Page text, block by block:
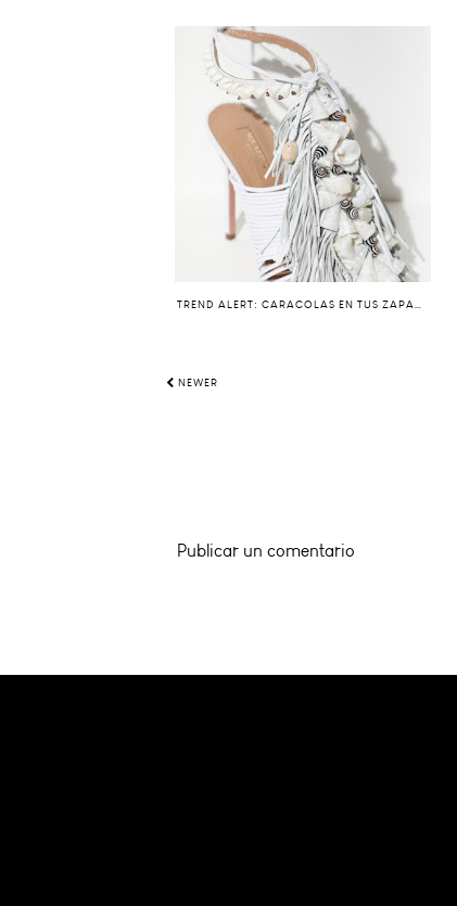
TREND ALERT: CARACOLAS EN TUS ZAPATOS Y AL TOBILLO.
NEWER
Publicar un comentario